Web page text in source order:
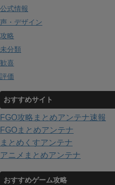
公式情報
声・デザイン
攻略
未分類
歓喜
評価
おすすめサイト
FGO攻略まとめアンテナ速報
FGOまとめアンテナ
まとめくすアンテナ
アニメまとめアンテナ
おすすめゲーム攻略